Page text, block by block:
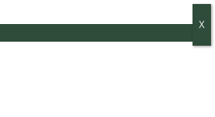
Х
Х